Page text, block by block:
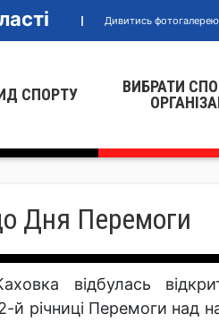
Дивитись фотогалерею
СПОРТУ
ВИБРАТИ
Дня Перемоги
відбулась
й річниці Перемоги над